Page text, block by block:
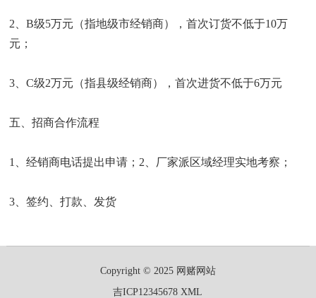
2、B级5万元（指地级市经销商），首次订货不低于10万
元；
3、C级2万元（指县级经销商），首次进货不低于6万元
五、招商合作流程
1、经销商电话提出申请；2、厂家派区域经理实地考察；
3、签约、打款、发货
Copyright © 2025 网赌网站
吉ICP12345678 XML